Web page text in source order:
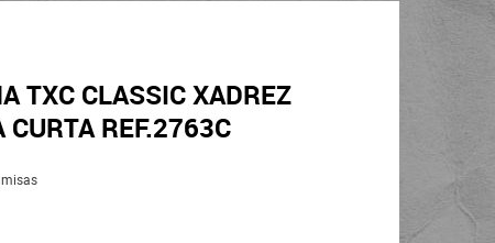
TXC CLASSIC XADREZ
REF.2763C